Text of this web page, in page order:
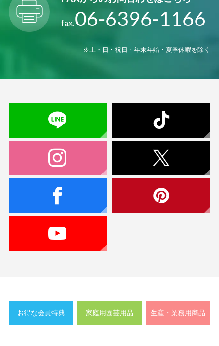
fax.06-6396-1166
※土・日・祝日・年末年始・夏季休暇を除く
お得な会員特典 家庭用園芸用品 生産・業務用商品